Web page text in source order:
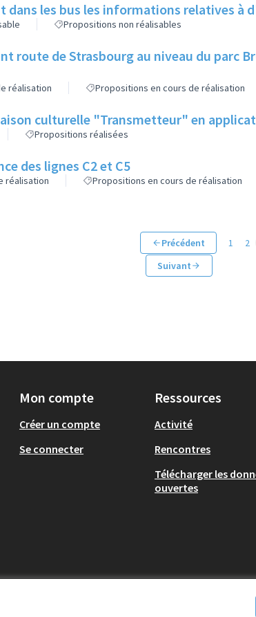
dans les bus les informations relatives à
Propositions non réalisables
route de Strasbourg au niveau du parc
réalisation Propositions en cours de réalisation
culturelle "Transmetteur" en
Propositions réalisées
des lignes C2 et C5
réalisation Propositions en cours de réalisation
Précédent 1 2
Suivant
Mon compte
Créer un compte
Se connecter
Ressources
Activité
Rencontres
Télécharger les
ouvertes